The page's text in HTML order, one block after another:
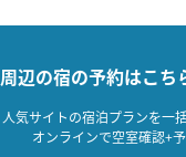
周辺の宿の予約はこち
人気サイトの宿泊プランを一
オンラインで空室確認+